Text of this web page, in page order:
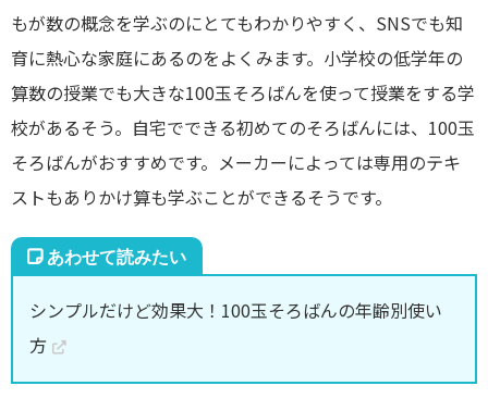
もが数の概念を学ぶのにとてもわかりやすく、SNSでも知
育に熱心な家庭にあるのをよくみます。小学校の低学年の
算数の授業でも大きな100玉そろばんを使って授業をする学
校があるそう。自宅でできる初めてのそろばんには、100玉
そろばんがおすすめです。メーカーによっては専用のテキ
ストもありかけ算も学ぶことができるそうです。
シンプルだけど効果大！100玉そろばんの年齢別使い
方